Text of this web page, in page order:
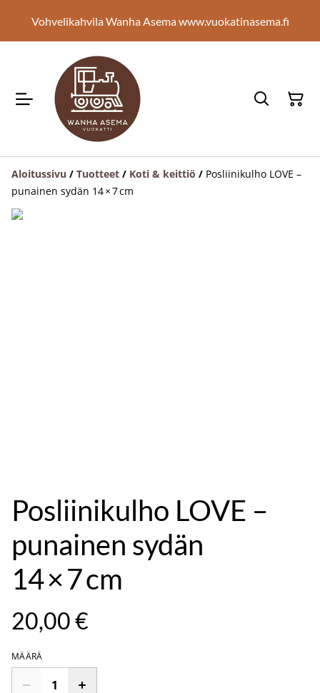
Vohvelikahvila Wanha Asema www.vuokatinasema.fi
Aloitussivu / Tuotteet / Koti & keittiö / Posliinikulho LOVE –
punainen sydän 14 × 7 cm
Posliinikulho LOVE –
punainen sydän
14 × 7 cm
20,00 €
MÄÄRÄ